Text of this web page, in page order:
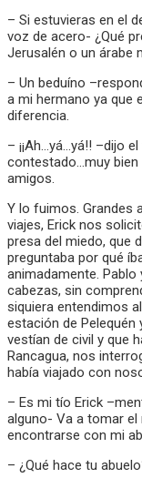
– Si estuvieras en el
voz de acero- ¿Qué
Jerusalén o un árabe
– Un beduíno
a mi hermano ya que
diferencia.
– ¡¡Ah…yá…yá!! –dijo
contestado…muy
amigos.
Y lo fuimos. Grandes
viajes, Erick nos
presa del miedo, que
preguntaba por qué
animadamente.
cabezas, sin
siquiera entendimos
estación de
vestían de civil y que
Rancagua, nos
había viajado con
– Es mi tío Erick
alguno- Va a tomar el
encontrarse con mi
– ¿Qué hace tu